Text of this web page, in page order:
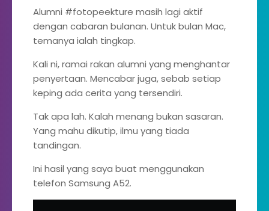
Alumni #fotopeekture masih lagi aktif
dengan cabaran bulanan. Untuk bulan Mac,
temanya ialah tingkap.
Kali ni, ramai rakan alumni yang menghantar
penyertaan. Mencabar juga, sebab setiap
keping ada cerita yang tersendiri.
Tak apa lah. Kalah menang bukan sasaran.
Yang mahu dikutip, ilmu yang tiada
tandingan.
Ini hasil yang saya buat menggunakan
telefon Samsung A52.